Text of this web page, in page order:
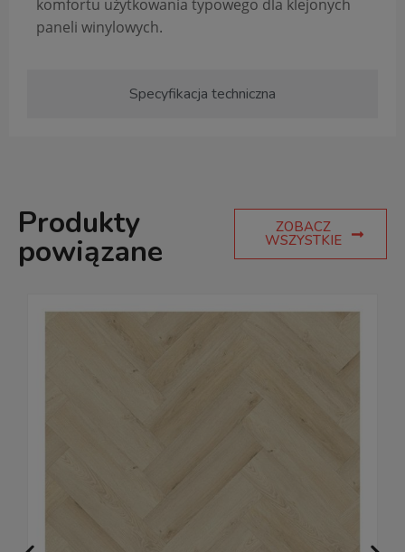
Specyfikacja techniczna
komfortu użytkowania typowego dla klejonych
paneli winylowych.
Produkty
powiązane
ZOBACZ
WSZYSTKIE